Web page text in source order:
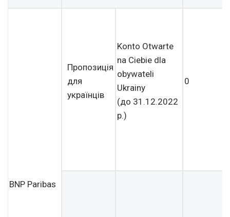
BNP Paribas
Пропозиція
для
українців
Konto Otwarte
na Ciebie dla
obywateli
Ukrainy
(до 31.12.2022
р.)
0